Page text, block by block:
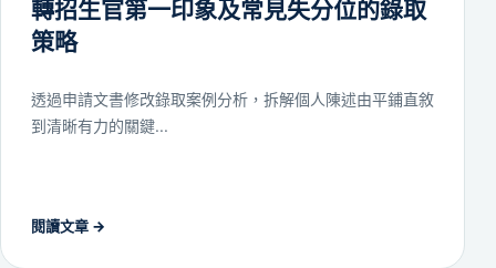
轉招生官第一印象及常見失分位的錄取
策略
透過申請文書修改錄取案例分析，拆解個人陳述由平鋪直敘
到清晰有力的關鍵...
閱讀文章 →